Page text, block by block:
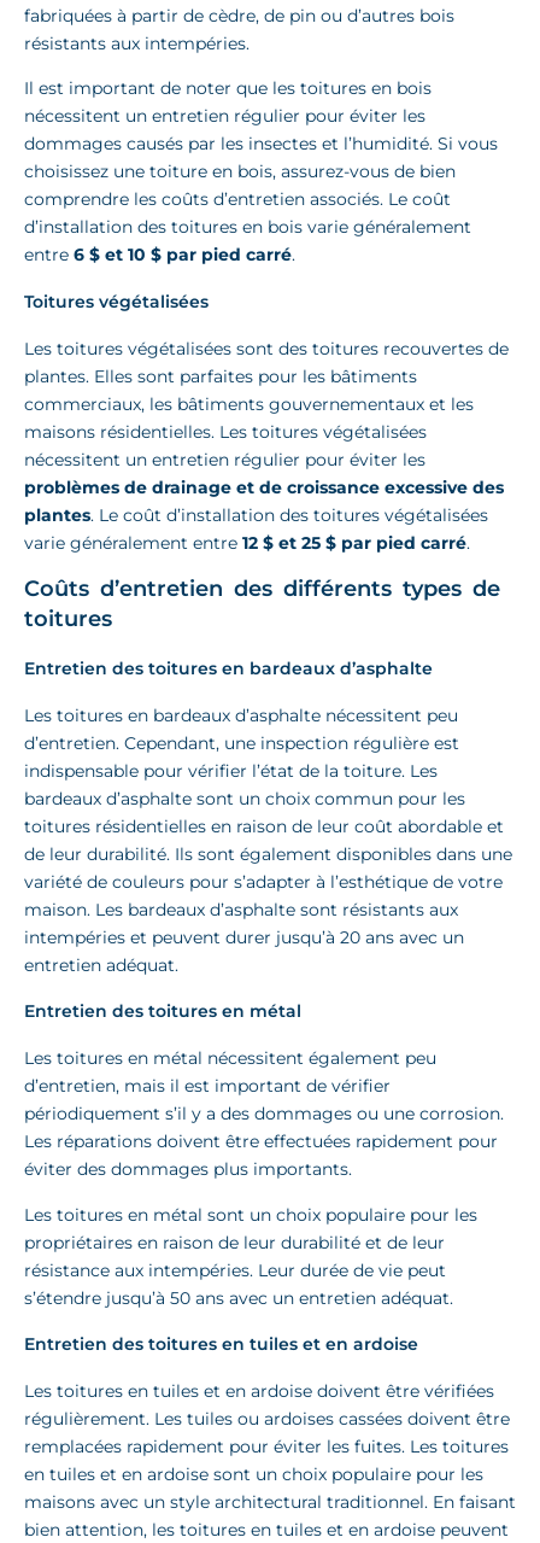
fabriquées à partir de cèdre, de pin ou d’autres bois
résistants aux intempéries.
Il est important de noter que les toitures en bois
nécessitent un entretien régulier pour éviter les
dommages causés par les insectes et l’humidité. Si vous
choisissez une toiture en bois, assurez-vous de bien
comprendre les coûts d’entretien associés. Le coût
d’installation des toitures en bois varie généralement
entre 6 $ et 10 $ par pied carré.
Toitures végétalisées
Les toitures végétalisées sont des toitures recouvertes de
plantes. Elles sont parfaites pour les bâtiments
commerciaux, les bâtiments gouvernementaux et les
maisons résidentielles. Les toitures végétalisées
nécessitent un entretien régulier pour éviter les
problèmes de drainage et de croissance excessive des
plantes. Le coût d’installation des toitures végétalisées
varie généralement entre 12 $ et 25 $ par pied carré.
Coûts d’entretien des différents types de
toitures
Entretien des toitures en bardeaux d’asphalte
Les toitures en bardeaux d’asphalte nécessitent peu
d’entretien. Cependant, une inspection régulière est
indispensable pour vérifier l’état de la toiture. Les
bardeaux d’asphalte sont un choix commun pour les
toitures résidentielles en raison de leur coût abordable et
de leur durabilité. Ils sont également disponibles dans une
variété de couleurs pour s’adapter à l’esthétique de votre
maison. Les bardeaux d’asphalte sont résistants aux
intempéries et peuvent durer jusqu’à 20 ans avec un
entretien adéquat.
Entretien des toitures en métal
Les toitures en métal nécessitent également peu
d’entretien, mais il est important de vérifier
périodiquement s’il y a des dommages ou une corrosion.
Les réparations doivent être effectuées rapidement pour
éviter des dommages plus importants.
Les toitures en métal sont un choix populaire pour les
propriétaires en raison de leur durabilité et de leur
résistance aux intempéries. Leur durée de vie peut
s’étendre jusqu’à 50 ans avec un entretien adéquat.
Entretien des toitures en tuiles et en ardoise
Les toitures en tuiles et en ardoise doivent être vérifiées
régulièrement. Les tuiles ou ardoises cassées doivent être
remplacées rapidement pour éviter les fuites. Les toitures
en tuiles et en ardoise sont un choix populaire pour les
maisons avec un style architectural traditionnel. En faisant
bien attention, les toitures en tuiles et en ardoise peuvent